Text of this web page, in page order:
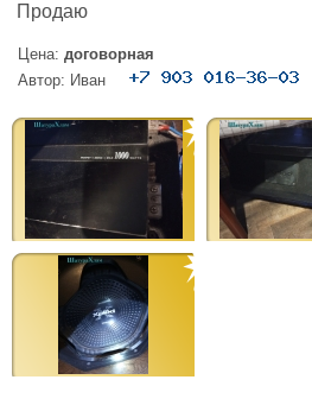
Продаю
Цена: договорная
Автор: Иван